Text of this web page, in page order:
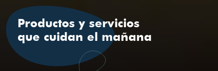
Productos y servicios
que cuidan el mañana